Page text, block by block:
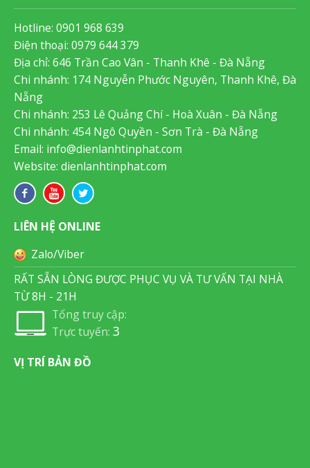
Hotline: 0901 968 639
Điện thoại: 0979 644 379
Địa chỉ: 646 Trần Cao Vân - Thanh Khê - Đà Nẵng
Chi nhánh: 174 Nguyễn Phước Nguyên, Thanh Khê, Đà
Nẵng
Chi nhánh: 253 Lê Quảng Chí - Hoà Xuân - Đà Nẵng
Chi nhánh: 454 Ngô Quyền - Sơn Trà - Đà Nẵng
Email: info@dienlanhtinphat.com
Website: dienlanhtinphat.com
LIÊN HỆ ONLINE
Zalo/Viber
RẤT SẴN LÒNG ĐƯỢC PHỤC VỤ VÀ TƯ VẤN TẠI NHÀ
TỪ 8H - 21H
Tổng truy cập:
Trực tuyến: 3
VỊ TRÍ BẢN ĐỒ